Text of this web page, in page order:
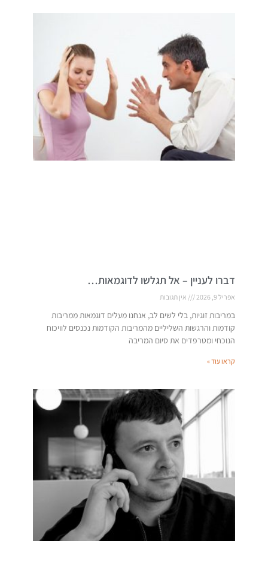
דברו לעניין – אל תגלשו לדוגמאות…
אפריל 9, 2026 אין תגובות
במריבות זוגיות, בלי לשים לב, אנחנו מעלים דוגמאות ממריבות
קודמות והרגשות השליליים מהמריבות הקודמות נכנסים לוויכוח
הנוכחי ומטרפדים את סיום המריבה
קראו עוד »